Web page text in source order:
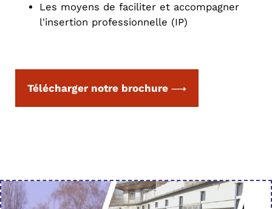
Les moyens de faciliter et accompagner
l'insertion professionnelle (IP)
Télécharger notre brochure